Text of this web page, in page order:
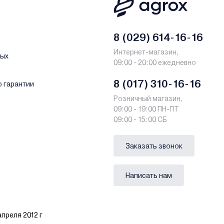
2012 г
8 (029) 614-16-16
Интернет-магазин,
09:00 - 20:00 ежедневно
8 (017) 310-16-16
Розничный магазин,
09:00 - 19:00 ПН-ПТ
09:00 - 15:00 СБ
Заказать звонок
Написать нам